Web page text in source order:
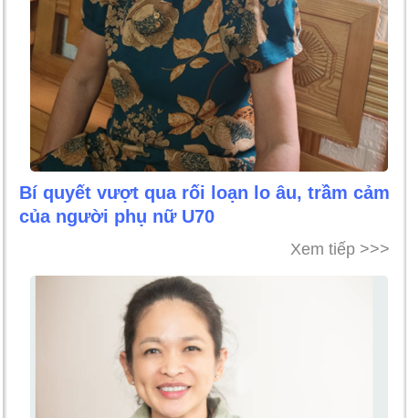
Bí quyết vượt qua rối loạn lo âu, trầm cảm
của người phụ nữ U70
Xem tiếp >>>